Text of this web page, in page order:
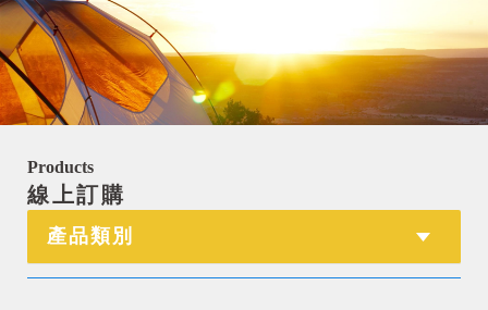
Products
線上訂購
產品類別